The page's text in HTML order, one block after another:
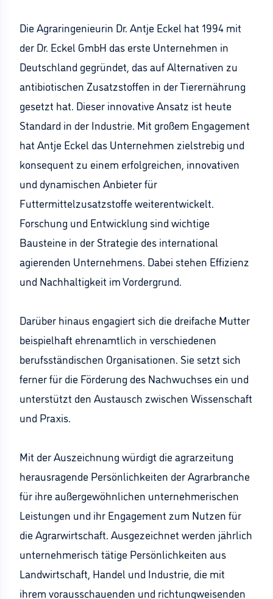
Die Agraringenieurin Dr. Antje Eckel hat 1994 mit
der Dr. Eckel GmbH das erste Unternehmen in
Deutschland gegründet, das auf Alternativen zu
antibiotischen Zusatzstoffen in der Tierernährung
gesetzt hat. Dieser innovative Ansatz ist heute
Standard in der Industrie. Mit großem Engagement
hat Antje Eckel das Unternehmen zielstrebig und
konsequent zu einem erfolgreichen, innovativen
und dynamischen Anbieter für
Futtermittelzusatzstoffe weiterentwickelt.
Forschung und Entwicklung sind wichtige
Bausteine in der Strategie des international
agierenden Unternehmens. Dabei stehen Effizienz
und Nachhaltigkeit im Vordergrund.
Darüber hinaus engagiert sich die dreifache Mutter
beispielhaft ehrenamtlich in verschiedenen
berufsständischen Organisationen. Sie setzt sich
ferner für die Förderung des Nachwuchses ein und
unterstützt den Austausch zwischen Wissenschaft
und Praxis.
Mit der Auszeichnung würdigt die agrarzeitung
herausragende Persönlichkeiten der Agrarbranche
für ihre außergewöhnlichen unternehmerischen
Leistungen und ihr Engagement zum Nutzen für
die Agrarwirtschaft. Ausgezeichnet werden jährlich
unternehmerisch tätige Persönlichkeiten aus
Landwirtschaft, Handel und Industrie, die mit
ihrem vorausschauenden und richtungweisenden